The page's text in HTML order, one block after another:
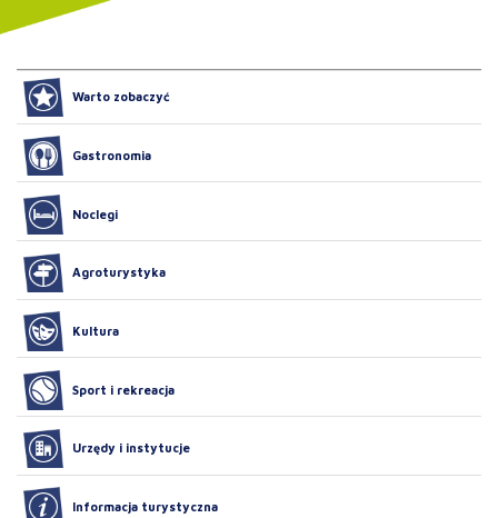
Warto zobaczyć
Gastronomia
Noclegi
Agroturystyka
Kultura
Sport i rekreacja
Urzędy i instytucje
Informacja turystyczna